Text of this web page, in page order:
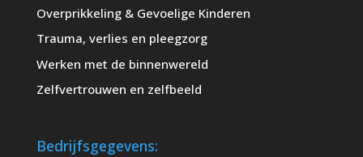
Overprikkeling & Gevoelige Kinderen
Trauma, verlies en pleegzorg
Werken met de binnenwereld
Zelfvertrouwen en zelfbeeld
Bedrijfsgegevens: